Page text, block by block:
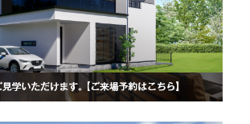
のアフターフォロー